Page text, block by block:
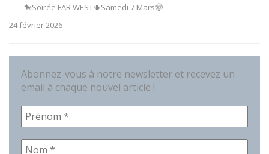
🐎Soirée FAR WEST🌵Samedi 7 Mars🤠
24 février 2026
Abonnez-vous à notre newsletter et recevez un
email à chaque nouvel article !